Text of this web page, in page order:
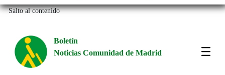
Salto al contenido
Boletín
Noticias Comunidad de Madrid